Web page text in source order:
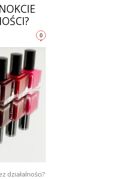
0
działalności?